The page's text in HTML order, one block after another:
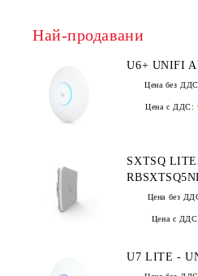
Най-продавани
U6+
Цена без
Цена с ДДС:
SXTSQ
Цена без
Цена с ДДС:
U7